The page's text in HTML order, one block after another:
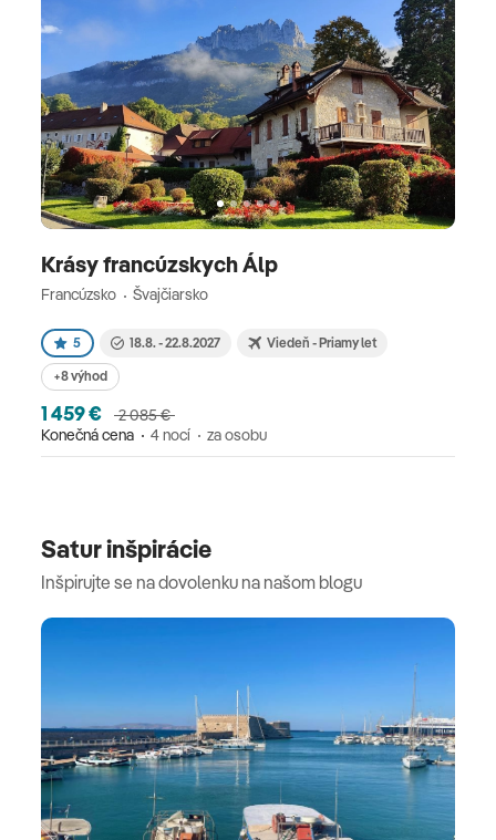
Krásy francúzskych Álp
Francúzsko Švajčiarsko
5 18.8. - 22.8.2027 Viedeň - Priamy let
+8 výhod
1 459 €
2 085 €
Konečná cena
4 nocí za osobu
Satur inšpirácie
Inšpirujte se na dovolenku na našom blogu